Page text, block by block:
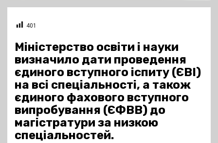
401
Міністерство освіти і науки
визначило дати проведення
єдиного вступного іспиту (ЄВІ)
на всі спеціальності, а також
єдиного фахового вступного
випробування (ЄФВВ) до
магістратури за низкою
спеціальностей.